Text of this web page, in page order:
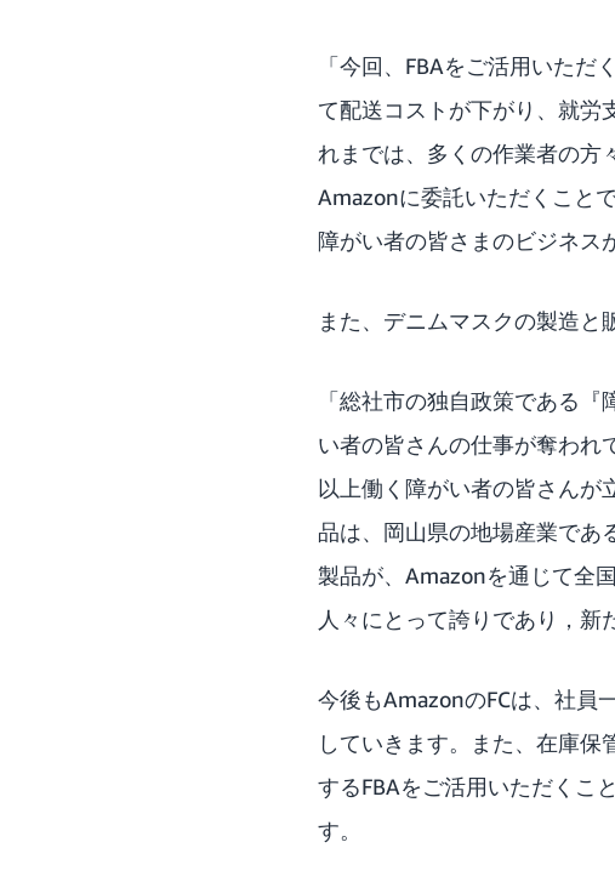
「今回、FBAをご活用いた
て配送コストが下がり、就労
れまでは、多くの作業者の方
Amazonに委託いただくこと
障がい者の皆さまのビジネス
また、デニムマスクの製造と
「総社市の独自政策である
い者の皆さんの仕事が奪われ
以上働く障がい者の皆さんが
品は、岡山県の地場産業であ
製品が、Amazonを通じて全
人々にとって誇りであり，新
今後もAmazonのFCは、社員
していきます。また、在庫
するFBAをご活用いただくこ
す。